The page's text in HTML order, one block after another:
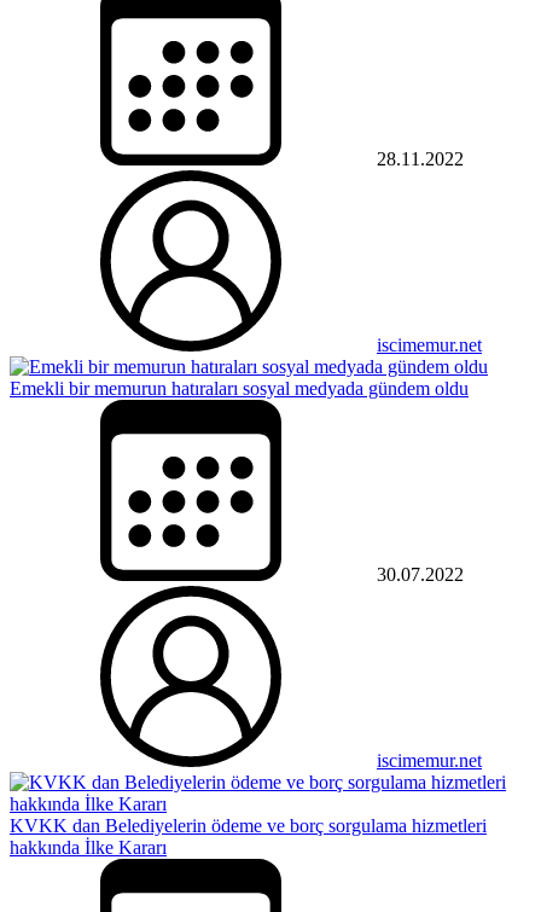
28.11.2022
iscimemur.net
Emekli bir memurun hatıraları sosyal medyada gündem oldu
30.07.2022
iscimemur.net
KVKK dan Belediyelerin ödeme ve borç sorgulama hizmetleri
hakkında İlke Kararı